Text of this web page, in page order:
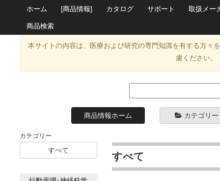
ホーム [商品情報] カタログ サポート 取扱メー
商品検索
本サイトの内容は、医療および研究の専門知識を有する方々
慮ください。
商品情報ホーム カテゴリー
カテゴリー
すべて
すべて